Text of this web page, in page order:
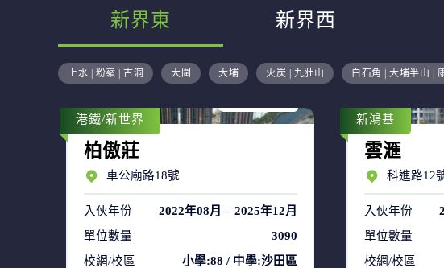
新界東 新界西
上水 | 粉嶺 | 古洞 大圍 大埔 火炭 | 九肚山 白石角 | 大埔半山 |
售盤 44
港鐵/新世界
柏傲莊
車公廟路18號
入伙年份
2022年08月 – 2025年12月
單位數量
3090
校網/校區
小學:88 / 中學:沙田區
新鴻基
雲滙
科進路12
入伙年份
單位數量
校網/校區